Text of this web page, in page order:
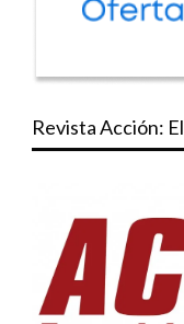
Revista Acción: